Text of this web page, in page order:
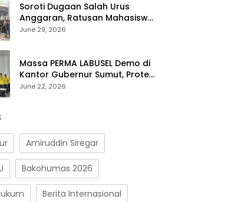
Soroti Dugaan Salah Urus
Anggaran, Ratusan Mahasiswa
Labusel Geruduk Kantor
June 29, 2026
Massa PERMA LABUSEL Demo di
Kantor Gubernur Sumut, Protes
Hibah Polres Rp 25 M-Desak
June 22, 2026
Amiruddin Siregar
Bakohumas 2026
Berita Internasional